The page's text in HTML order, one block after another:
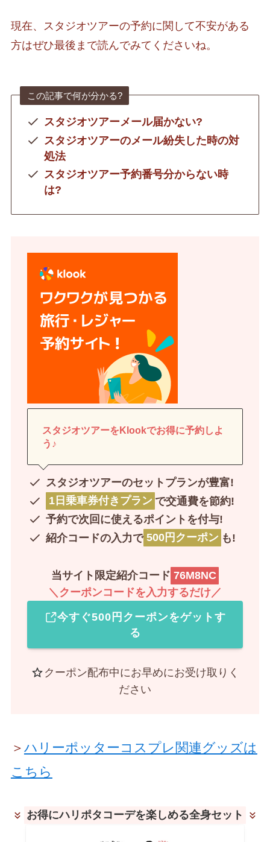
現在、スタジオツアーの予約に関して不安がある
方はぜひ最後まで読んでみてくださいね。
この記事で何が分かる?
スタジオツアーメール届かない?
スタジオツアーのメール紛失した時の対
処法
スタジオツアー予約番号分からない時
は?
スタジオツアーをKlookでお得に予約しよ
う♪
スタジオツアーのセットプランが豊富!
1日乗車券付きプラン で交通費を節約!
予約で次回に使えるポイントを付与!
紹介コードの入力で 500円クーポン も!
当サイト限定紹介コード 76M8NC
＼クーポンコードを入力するだけ／
今すぐ500円クーポンをゲットす
る
クーポン配布中にお早めにお受け取りく
ださい
＞ ハリーポッターコスプレ関連グッズは
こちら
お得にハリポタコーデを楽しめる全身セット